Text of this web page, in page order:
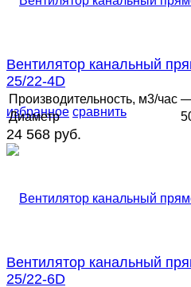
избранное сравнить
Вентилятор канальный
25/22-4D
Производительность, м3/час —
Диаметр
24 568 руб.
Вентилятор канальный
25/22-6D